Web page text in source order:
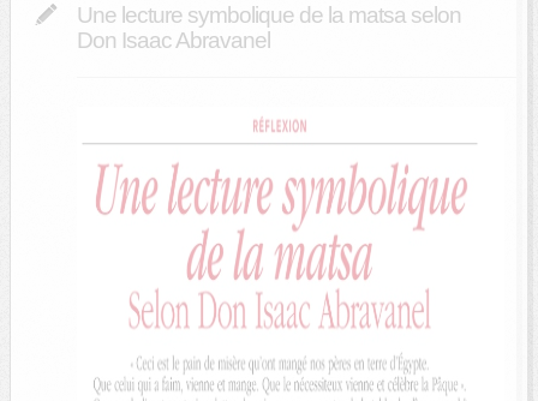
Une lecture symbolique de la matsa selon
Don Isaac Abravanel